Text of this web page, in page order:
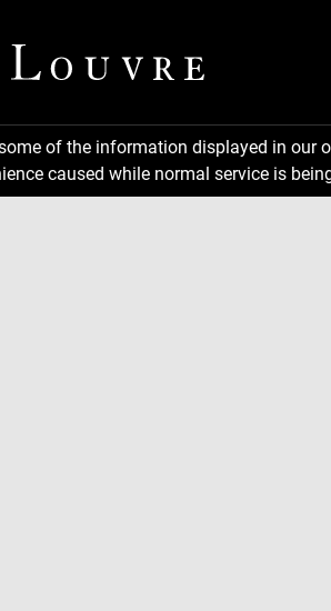
of the information displayed in
caused while normal service is